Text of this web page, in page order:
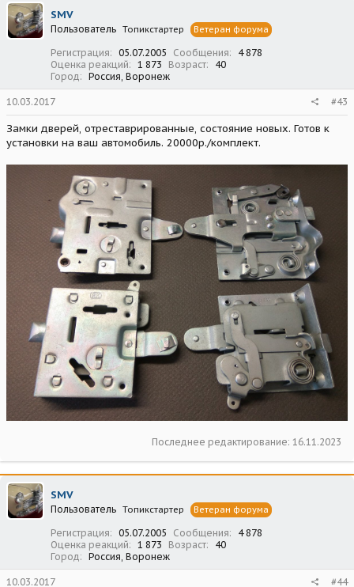
SMV
Пользователь Топикстартер Ветеран форума
Регистрация 05.07.2005 Сообщения
4 878
Оценка реакций
1 873 Возраст
40
Город
Россия, Воронеж
10.03.2017 #43
Замки дверей, отреставрированные, состояние новых. Готов к
установки на ваш автомобиль. 20000р./комплект.
Последнее редактирование: 16.11.2023
SMV
Пользователь Топикстартер Ветеран форума
Регистрация 05.07.2005 Сообщения
4 878
Оценка реакций
1 873 Возраст
40
Город
Россия, Воронеж
10.03.2017 #44